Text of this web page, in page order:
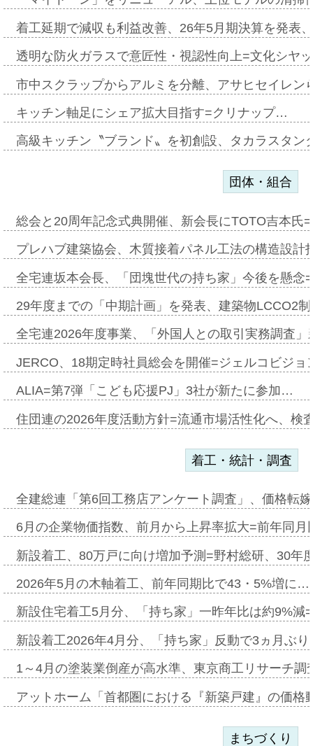
着工延期で減収も利益改善、26年5月期決算を発表
透明な防火ガラスで意匠性・視認性向上=文化シヤ
市中スクラップからアルミを分離、アサヒセイレ
キッチン軸足にシェア拡大目指す=クリナップ…
高級キッチン〝ブランド〟を初創設、タカラスタ
団体・組合
総会と20周年記念式典開催、新会長にTOTO吉本氏
プレハブ建築協会、木質接着パネル工法の構造設
全宅連坂本会長、「団塊世代の持ち家」今後を懸
29年度までの「中期計画」を発表、建築物LCCO2
全宅連2026年度事業、「外国人との取引実務調査
JERCO、18期定時社員総会を開催=ジェルコビジ
ALIA=第7弾「こども応援PJ」3社が新たに参加…
住団連の2026年度活動方針=流通市場活性化へ、検
着工・統計・調査
全建総連「第6回工務店アンケート調査」、価格転
6月の企業物価指数、前月から上昇率拡大=前年同
新設着工、80万戸に向け増加予測=野村総研、30年
2026年5月の木軸着工、前年同期比で43・5%増に…
新設住宅着工5月分、「持ち家」一昨年比は約9%
新設着工2026年4月分、「持ち家」反動で3ヵ月ぶ
1～4月の塗装業倒産が高水準、東京商工リサーチ
アットホーム「首都圏における『新築戸建』の価
まちづくり